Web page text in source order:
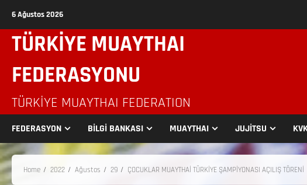
6 Ağustos 2026
TÜRKİYE MUAYTHAI
FEDERASYONU
TÜRKIYE MUAYTHAI FEDERATION
FEDERASYON BİLGİ BANKASI MUAYTHAI JUJİTSU
Home 2022 Ağustos 29 ÇOCUKLAR MUAYTHAİ TÜRKİYE ŞAMPİYONASI AÇILIŞ TÖRENİ